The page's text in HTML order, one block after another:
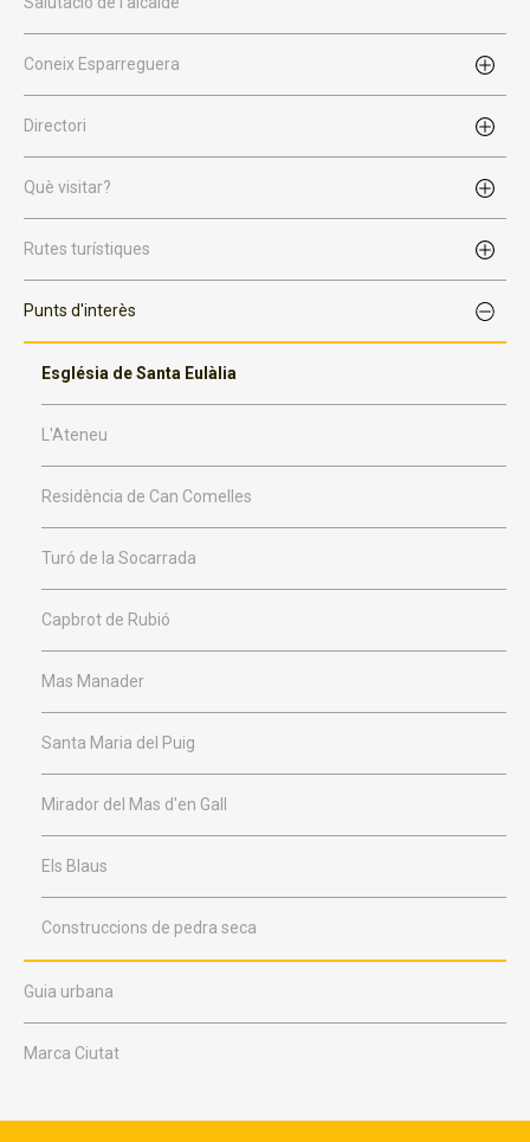
Coneix Esparreguera
Directori
Què visitar?
Rutes turístiques
Punts d'interès
Església de Santa Eulàlia
L'Ateneu
Residència de Can Comelles
Turó de la Socarrada
Capbrot de Rubió
Mas Manader
Santa Maria del Puig
Mirador del Mas d'en Gall
Els Blaus
Construccions de pedra seca
Guia urbana
Marca Ciutat